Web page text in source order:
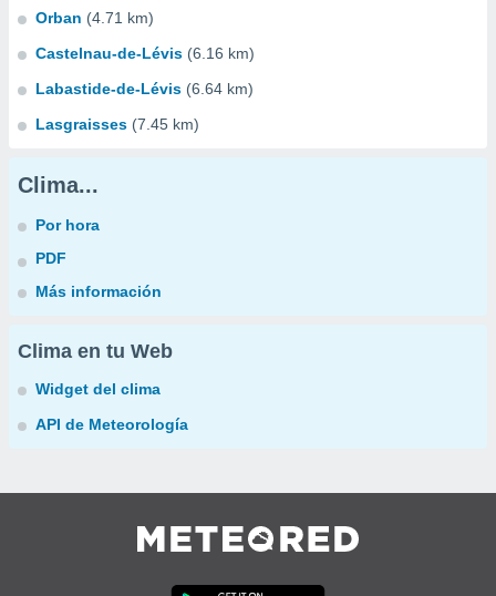
Orban (4.71 km)
Castelnau-de-Lévis (6.16 km)
Labastide-de-Lévis (6.64 km)
Lasgraisses (7.45 km)
Clima...
Por hora
PDF
Más información
Clima en tu Web
Widget del clima
API de Meteorología